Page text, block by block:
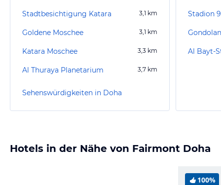
Stadtbesichtigung Katara 3,1 km
Goldene Moschee 3,1 km
Katara Moschee 3,3 km
Al Thuraya Planetarium 3,7 km
Sehenswürdigkeiten in Doha
Al Bayt-
Hotels in der Nähe von Fairmont Doha
100%